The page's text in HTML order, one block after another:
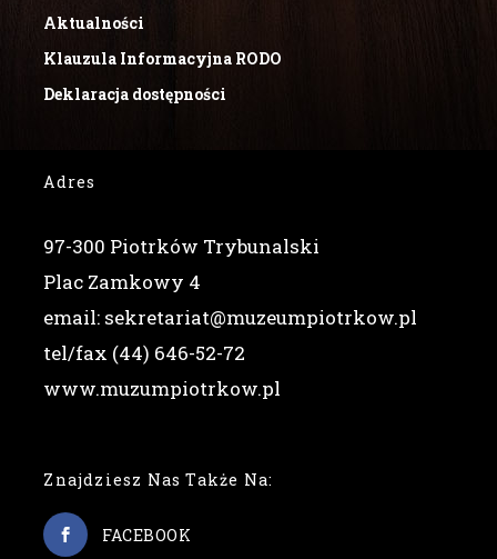
Aktualności
Klauzula Informacyjna RODO
Deklaracja dostępności
Adres
97-300 Piotrków Trybunalski
Plac Zamkowy 4
email: sekretariat@muzeumpiotrkow.pl
tel/fax (44) 646-52-72
www.muzumpiotrkow.pl
Znajdziesz Nas Także Na:
FACEBOOK